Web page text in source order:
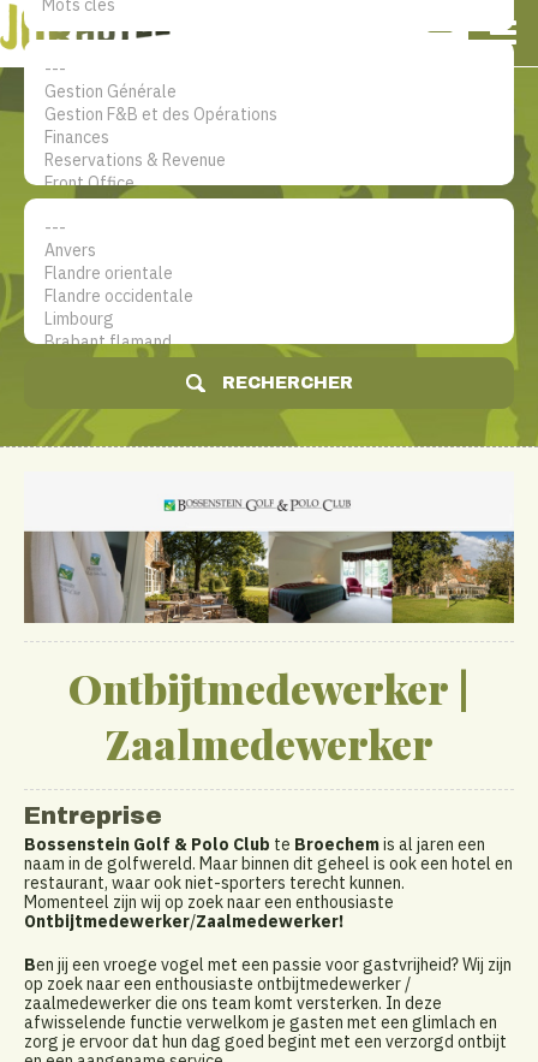
Le site d'emploi dans le secteur
hôtelier
RECHERCHER
Ontbijtmedewerker |
Zaalmedewerker
Entreprise
Bossenstein Golf & Polo Club te Broechemis al jaren een
naam in de golfwereld. Maar binnen dit geheel is ook een hotel en
restaurant, waar ook niet-sporters terecht kunnen.
Momenteel zijn wij op zoek naar een enthousiaste
Ontbijtmedewerker/Zaalmedewerker!
Ben jij een vroege vogel met een passie voor gastvrijheid? Wij zijn
op zoek naar een enthousiaste ontbijtmedewerker /
zaalmedewerker die ons team komt versterken. In deze
afwisselende functie verwelkom je gasten met een glimlach en
zorg je ervoor dat hun dag goed begint met een verzorgd ontbijt